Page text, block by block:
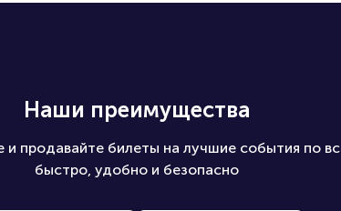
Наши преимущества
и продавайте билеты на лучшие события по
быстро, удобно и безопасно